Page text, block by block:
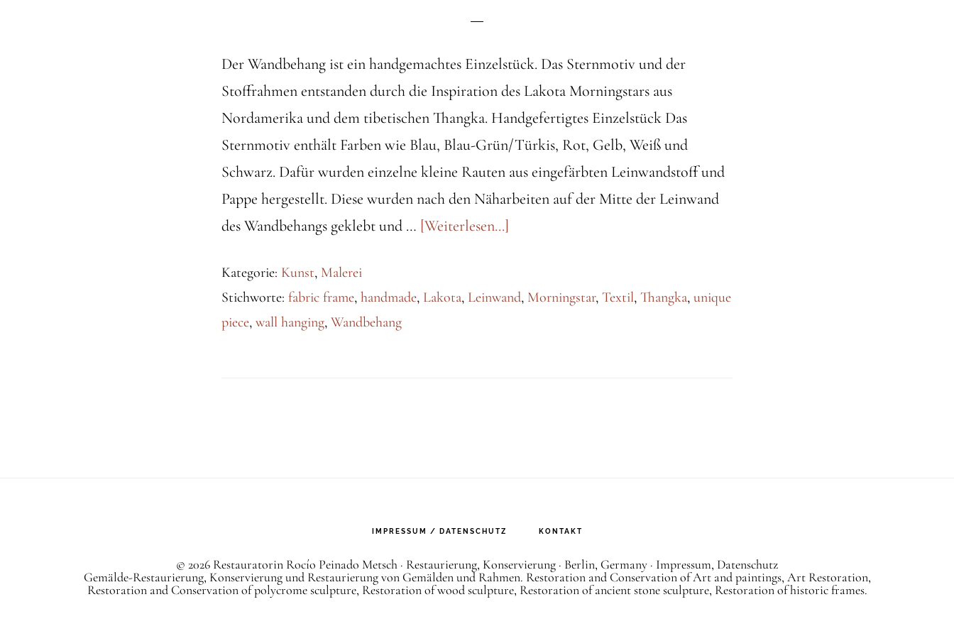
Der Wandbehang ist ein handgemachtes Einzelstück. Das Sternmotiv und der
Stoffrahmen entstanden durch die Inspiration des Lakota Morningstars aus
Nordamerika und dem tibetischen Thangka. Handgefertigtes Einzelstück Das
Sternmotiv enthält Farben wie Blau, Blau-Grün/Türkis, Rot, Gelb, Weiß und
Schwarz. Dafür wurden einzelne kleine Rauten aus eingefärbten Leinwandstoff und
Pappe hergestellt. Diese wurden nach den Näharbeiten auf der Mitte der Leinwand
des Wandbehangs geklebt und … [Weiterlesen...]
hanging
Kategorie: Kunst, Malerei
Stichworte: fabric frame, handmade, Lakota, Leinwand, Morningstar, Textil, Thangka, unique
piece, wall hanging, Wandbehang
IMPRESSUM / DATENSCHUTZ KONTAKT
© 2026 Restauratorin Rocío Peinado Metsch · Restaurierung, Konservierung · Berlin, Germany · Impressum, Datenschutz
Gemälde-Restaurierung, Konservierung und Restaurierung von Gemälden und Rahmen. Restoration and Conservation of Art and paintings, Art Restoration,
Restoration and Conservation of polycrome sculpture, Restoration of wood sculpture, Restoration of ancient stone sculpture, Restoration of historic frames.